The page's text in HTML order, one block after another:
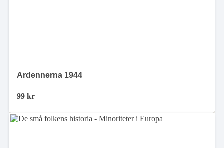
Ardennerna 1944
99 kr